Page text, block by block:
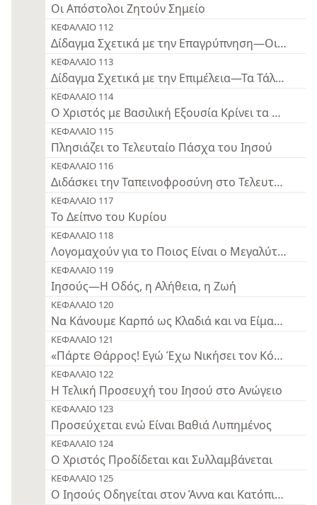
Οι Απόστολοι Ζητούν Σημείο
ΚΕΦΑΛΑΙΟ 112
Δίδαγμα Σχετικά με την Επαγρύπνηση—Οι
ΚΕΦΑΛΑΙΟ 113
Δίδαγμα Σχετικά με την Επιμέλεια—Τα Τάλαντα
ΚΕΦΑΛΑΙΟ 114
Ο Χριστός με Βασιλική Εξουσία Κρίνει τα
ΚΕΦΑΛΑΙΟ 115
Πλησιάζει το Τελευταίο Πάσχα του Ιησού
ΚΕΦΑΛΑΙΟ 116
Διδάσκει την Ταπεινοφροσύνη στο Τελευταίο
ΚΕΦΑΛΑΙΟ 117
Το Δείπνο του Κυρίου
ΚΕΦΑΛΑΙΟ 118
Λογομαχούν για το Ποιος Είναι ο Μεγαλύτερος
ΚΕΦΑΛΑΙΟ 119
Ιησούς—Η Οδός, η Αλήθεια, η Ζωή
ΚΕΦΑΛΑΙΟ 120
Να Κάνουμε Καρπό ως Κλαδιά και να Είμαστε
ΚΕΦΑΛΑΙΟ 121
«Πάρτε Θάρρος! Εγώ Έχω Νικήσει τον Κόσμο»
ΚΕΦΑΛΑΙΟ 122
Η Τελική Προσευχή του Ιησού στο Ανώγειο
ΚΕΦΑΛΑΙΟ 123
Προσεύχεται ενώ Είναι Βαθιά Λυπημένος
ΚΕΦΑΛΑΙΟ 124
Ο Χριστός Προδίδεται και Συλλαμβάνεται
ΚΕΦΑΛΑΙΟ 125
Ο Ιησούς Οδηγείται στον Άννα και Κατόπιν στον